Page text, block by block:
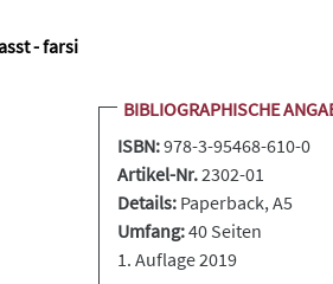
- farsi
BIBLIOGRAPHISCHE
ISBN:978-3-95468-610-0
Artikel-Nr.2302-01
Details: Paperback, A5
Umfang:40 Seiten
1. Auflage 2019